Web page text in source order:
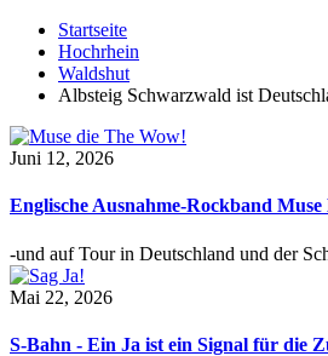
Startseite
Hochrhein
Waldshut
Albsteig Schwarzwald ist
Juni 12, 2026
Englische Ausnahme-Rockband
-und auf Tour in Deutschland und der
Mai 22, 2026
S-Bahn - Ein Ja ist ein Signal für die